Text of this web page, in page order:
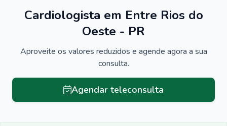
Cardiologista em Entre Rios do
Oeste - PR
Aproveite os valores reduzidos e agende agora a sua
consulta.
Agendar teleconsulta